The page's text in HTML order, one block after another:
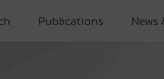
Publications News